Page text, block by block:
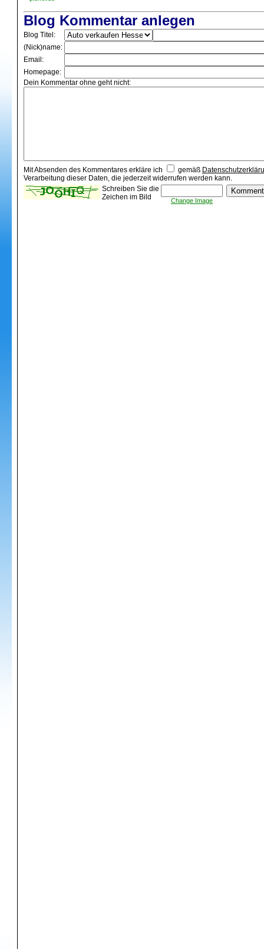
Blog Kommentar anlegen
Blog Titel:
(Nick)name:
Email:
Homepage:
Dein Kommentar ohne geht nicht:
Mit Absenden des Kommentares erkläre ich gemäß
Verarbeitung dieser Daten, die jederzeit widerrufen werden kann.
Schreiben Sie die
Zeichen im Bild
Change Image